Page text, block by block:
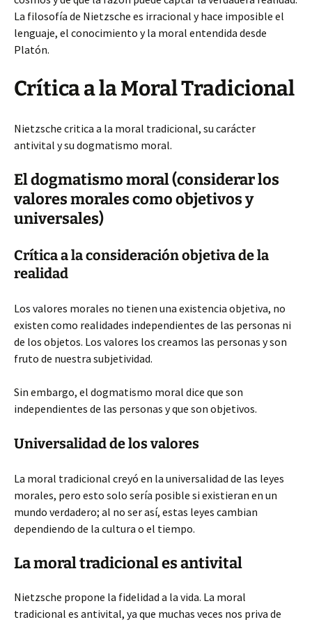
La filosofía de Nietzsche es irracional y hace imposible el
lenguaje, el conocimiento y la moral entendida desde
Platón.
Crítica a la Moral Tradicional
Nietzsche critica a la moral tradicional, su carácter
antivital y su dogmatismo moral.
El dogmatismo moral (considerar los
valores morales como objetivos y
universales)
Crítica a la consideración objetiva de la
realidad
Los valores morales no tienen una existencia objetiva, no
existen como realidades independientes de las personas ni
de los objetos. Los valores los creamos las personas y son
fruto de nuestra subjetividad.
Sin embargo, el dogmatismo moral dice que son
independientes de las personas y que son objetivos.
Universalidad de los valores
La moral tradicional creyó en la universalidad de las leyes
morales, pero esto solo sería posible si existieran en un
mundo verdadero; al no ser así, estas leyes cambian
dependiendo de la cultura o el tiempo.
La moral tradicional es antivital
Nietzsche propone la fidelidad a la vida. La moral
tradicional es antivital, ya que muchas veces nos priva de